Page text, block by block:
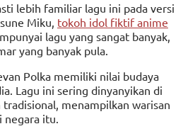
lebih familiar lagu ini pada versi
Miku, tokoh idol fiktif anime
lagu yang sangat banyak,
yang banyak pula.
Polka memiliki nilai budaya
Lagu ini sering dinyanyikan di
tradisional, menampilkan warisan
negara itu.